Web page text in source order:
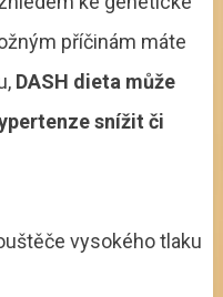
příčinám máte
DASH dieta může
snížit či
vysokého tlaku